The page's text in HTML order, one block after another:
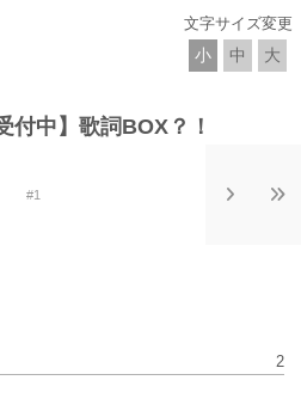
文字サイズ変更
小 中 大
付中】歌詞BOX？！
#1
2